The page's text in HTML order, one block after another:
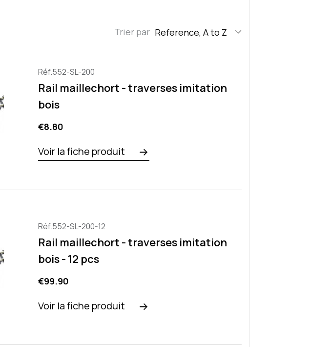
Trier par Reference, A to Z
Réf.552-SL-200
Rail maillechort - traverses imitation
bois
Price
€8.80
Voir la fiche produit
Réf.552-SL-200-12
Rail maillechort - traverses imitation
bois - 12 pcs
Price
€99.90
Voir la fiche produit